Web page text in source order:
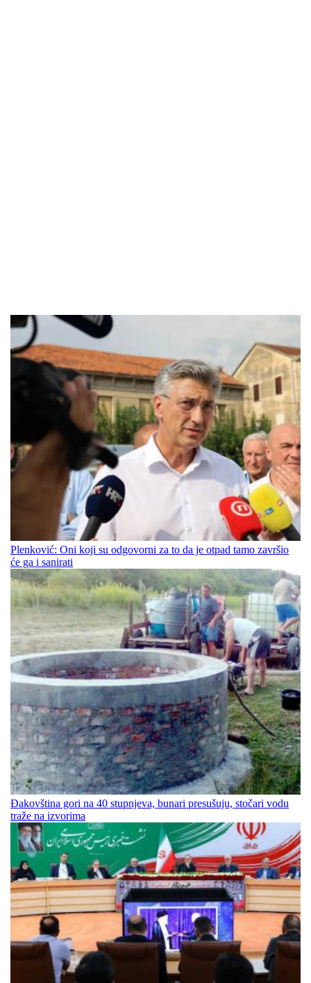
Plenković: Oni koji su odgovorni za to da je otpad tamo završio
će ga i sanirati
Đakovština gori na 40 stupnjeva, bunari presušuju, stočari vodu
traže na izvorima